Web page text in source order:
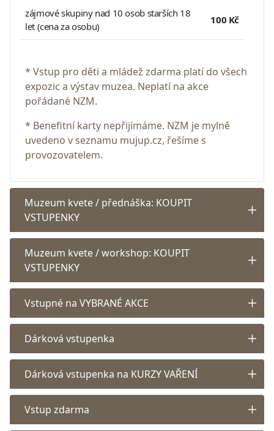
zájmové skupiny nad 10 osob starších 18
let (cena za osobu)
100 Kč
* Vstup pro děti a mládež zdarma platí do všech
expozic a výstav muzea. Neplatí na akce
pořádané NZM.
* Benefitní karty nepřijímáme. NZM je mylně
uvedeno v seznamu mujup.cz, řešíme s
provozovatelem.
Muzeum kvete / přednáška: KOUPIT
VSTUPENKY
Muzeum kvete / workshop: KOUPIT
VSTUPENKY
Vstupné na VYBRANÉ AKCE
Dárková vstupenka
Dárková vstupenka na KURZY VAŘENÍ
Vstup zdarma